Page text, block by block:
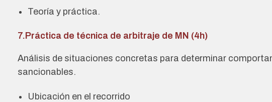
Teoría y práctica.
7.Práctica de técnica de arbitraje de MN (4h)
Análisis de situaciones concretas para determinar
sancionables.
Ubicación en el recorrido